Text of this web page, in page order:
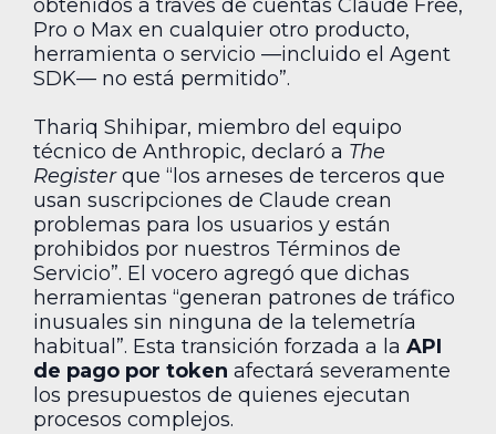
obtenidos a través de cuentas Claude Free,
Pro o Max en cualquier otro producto,
herramienta o servicio —incluido el Agent
SDK— no está permitido”.
Thariq Shihipar, miembro del equipo
técnico de Anthropic, declaró a The
Registerque “los arneses de terceros que
usan suscripciones de Claude crean
problemas para los usuarios y están
prohibidos por nuestros Términos de
Servicio”. El vocero agregó que dichas
herramientas “generan patrones de tráfico
inusuales sin ninguna de la telemetría
habitual”. Esta transición forzada a la API
de pago por token afectará severamente
los presupuestos de quienes ejecutan
procesos complejos.